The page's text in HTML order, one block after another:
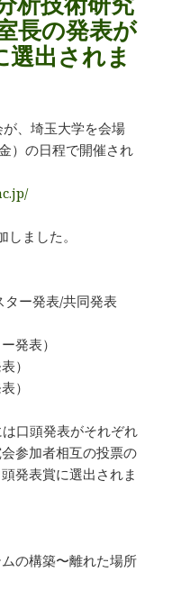
長の発表が
選出されま
、埼玉大学を会場
）の日程で開催され
ました。
ー発表/共同発表
発表）
）
）
口頭発表がそれぞれ
参加者相互の投票の
発表賞に選出されま
の構築〜離れた場所